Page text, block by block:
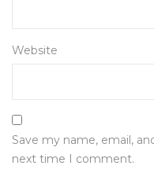
Website
Save my name, email,
next time I comment.